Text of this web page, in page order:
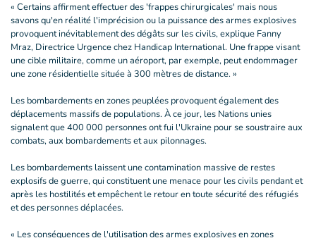
« Certains affirment effectuer des 'frappes chirurgicales' mais nous
savons qu'en réalité l'imprécision ou la puissance des armes explosives
provoquent inévitablement des dégâts sur les civils, explique Fanny
Mraz, Directrice Urgence chez Handicap International. Une frappe visant
une cible militaire, comme un aéroport, par exemple, peut endommager
une zone résidentielle située à 300 mètres de distance. »
Les bombardements en zones peuplées provoquent également des
déplacements massifs de populations. À ce jour, les Nations unies
signalent que 400 000 personnes ont fui l'Ukraine pour se soustraire aux
combats, aux bombardements et aux pilonnages.
Les bombardements laissent une contamination massive de restes
explosifs de guerre, qui constituent une menace pour les civils pendant et
après les hostilités et empêchent le retour en toute sécurité des réfugiés
et des personnes déplacées.
« Les conséquences de l'utilisation des armes explosives en zones